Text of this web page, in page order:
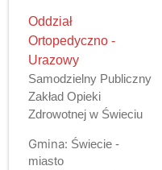
Oddział
Ortopedyczno -
Urazowy
Samodzielny Publiczny
Zakład Opieki
Zdrowotnej w Świeciu
Gmina: Świecie -
miasto